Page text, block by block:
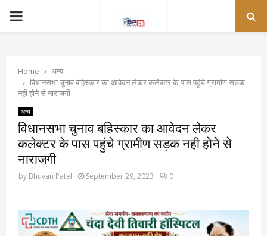
PRIMARY
Home
अन्य
विधानसभा चुनाव बहिस्कार का आवेदन लेकर कलेक्टर के पास पहुंचे ग्रामीण सड़क
नही होने से नाराजगी
अन्य
विधानसभा चुनाव बहिस्कार का आवेदन लेकर
कलेक्टर के पास पहुंचे ग्रामीण सड़क नही होने से
नाराजगी
by Bhuvan Patel September 29, 2023 0